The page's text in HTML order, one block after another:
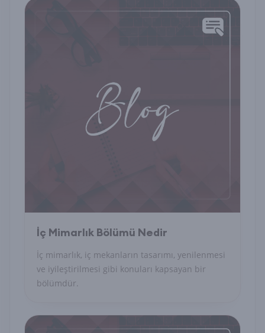
İç Mimarlık Bölümü Nedir
İç mimarlık, iç mekanların tasarımı, yenilenmesi
ve iyileştirilmesi gibi konuları kapsayan bir
bölümdür.